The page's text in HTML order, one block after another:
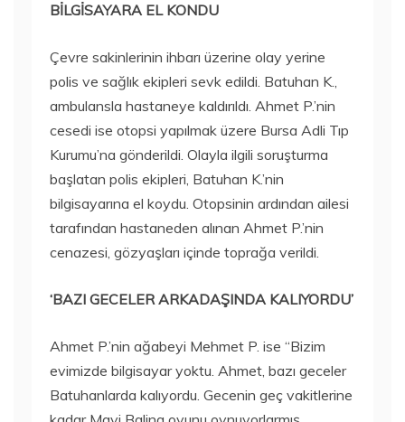
BİLGİSAYARA EL KONDU
Çevre sakinlerinin ihbarı üzerine olay yerine
polis ve sağlık ekipleri sevk edildi. Batuhan K.,
ambulansla hastaneye kaldırıldı. Ahmet P.’nin
cesedi ise otopsi yapılmak üzere Bursa Adli Tıp
Kurumu’na gönderildi. Olayla ilgili soruşturma
başlatan polis ekipleri, Batuhan K.’nin
bilgisayarına el koydu. Otopsinin ardından ailesi
tarafından hastaneden alınan Ahmet P.’nin
cenazesi, gözyaşları içinde toprağa verildi.
‘BAZI GECELER ARKADAŞINDA KALIYORDU’
Ahmet P.’nin ağabeyi Mehmet P. ise “Bizim
evimizde bilgisayar yoktu. Ahmet, bazı geceler
Batuhanlarda kalıyordu. Gecenin geç vakitlerine